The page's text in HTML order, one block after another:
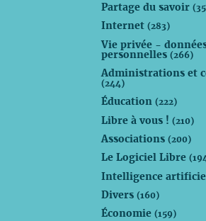
Partage du savoir
Internet(283)
Vie privée -
personnelles(266)
Administrations et
(244)
Éducation(222)
Libre à vous !(210)
Associations(200)
Le Logiciel Libre
Intelligence
Divers(160)
Économie(159)